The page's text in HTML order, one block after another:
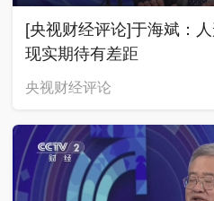
[央视财经评论]于海斌：
现实期待有差距
央视财经评论